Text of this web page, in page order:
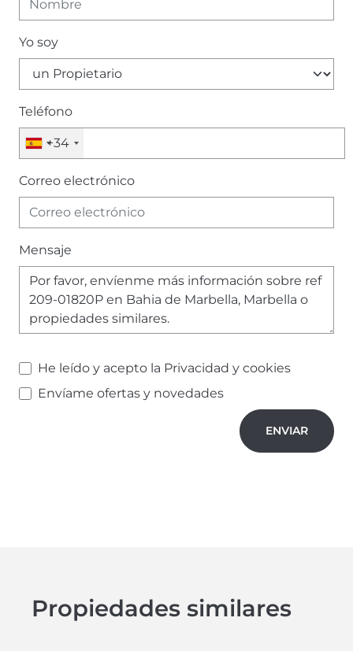
Yo soy
Teléfono
+34
Correo electrónico
Mensaje
He leído y acepto la Privacidad y cookies
Envíame ofertas y novedades
ENVIAR
Propiedades similares